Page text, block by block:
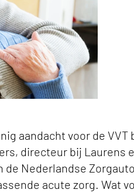
aandacht voor de
directeur bij Laurens
de Nederlandse
acute zorg. Wat